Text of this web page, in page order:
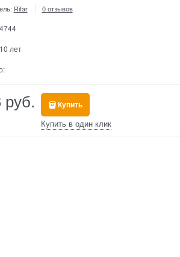
Rifar 0 отзывов
10 лет
руб. Купить
Купить в один клик